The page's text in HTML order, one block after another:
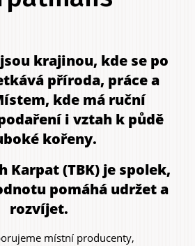
krajinou, kde se po
příroda, práce a
kde má ruční
i vztah k půdě
kořeny.
Karpat (TBK)je spolek,
pomáhá udržet a
rozvíjet.
místní producenty,